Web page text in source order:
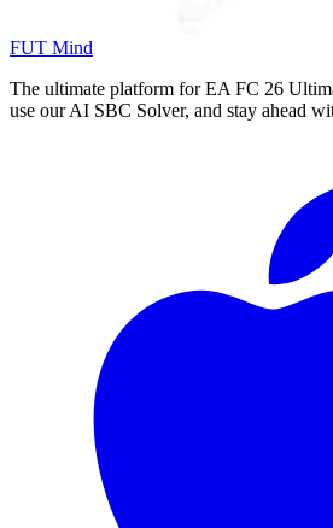
FUT Mind
The ultimate platform for EA FC 26
use our AI SBC Solver, and stay ahead